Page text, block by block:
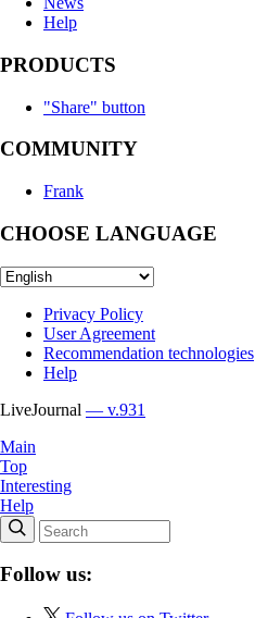
Help
PRODUCTS
"Share" button
COMMUNITY
Frank
CHOOSE LANGUAGE
Privacy Policy
User Agreement
Recommendation technologies
Help
LiveJournal — v.931
Main
Top
Interesting
Help
Follow us: